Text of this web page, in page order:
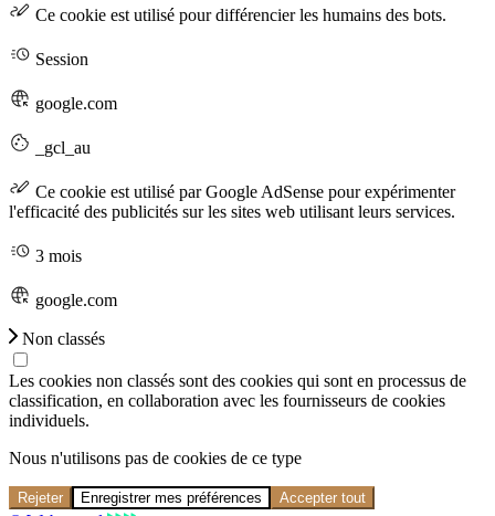
Ce cookie est utilisé pour différencier les humains des bots.
Session
google.com
_gcl_au
Ce cookie est utilisé par Google AdSense pour expérimenter
l'efficacité des publicités sur les sites web utilisant leurs services.
3 mois
google.com
Non classés
Les cookies non classés sont des cookies qui sont en processus de
classification, en collaboration avec les fournisseurs de cookies
individuels.
Nous n'utilisons pas de cookies de ce type
Rejeter Enregistrer mes préférences Accepter tout